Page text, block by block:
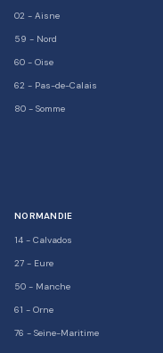
02 - Aisne
59 - Nord
60 - Oise
62 - Pas-de-Calais
80 - Somme
NORMANDIE
14 - Calvados
27 - Eure
50 - Manche
61 - Orne
76 - Seine-Maritime